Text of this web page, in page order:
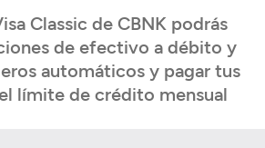
Acceso clientes
Classic de CBNK podrás
de efectivo a débito y
automáticos y pagar tus
límite de crédito mensual